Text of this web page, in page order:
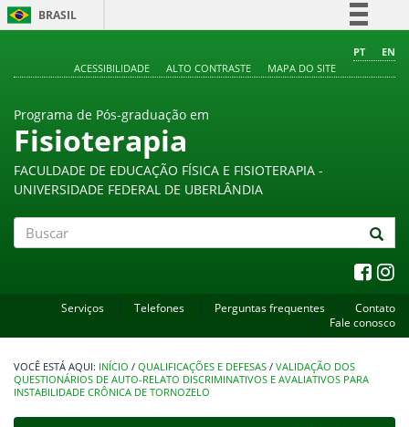
BRASIL
Comunica BR
PT
EN
ACESSIBILIDADE
ALTO CONTRASTE MAPA DO SITE
Programa de Pós-graduação em
Fisioterapia
FACULDADE DE EDUCAÇÃO FÍSICA E FISIOTERAPIA -
UNIVERSIDADE FEDERAL DE UBERLÂNDIA
Serviços Telefones Perguntas frequentes
Contato
Fale conosco
INÍCIO / QUALIFICAÇÕES E DEFESAS / VALIDAÇÃO DOS
QUESTIONÁRIOS DE AUTO-RELATO DISCRIMINATIVOS E AVALIATIVOS PARA
INSTABILIDADE CRÔNICA DE TORNOZELO